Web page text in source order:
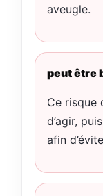
aveugle.
peut être
Ce risque
d’agir,
afin